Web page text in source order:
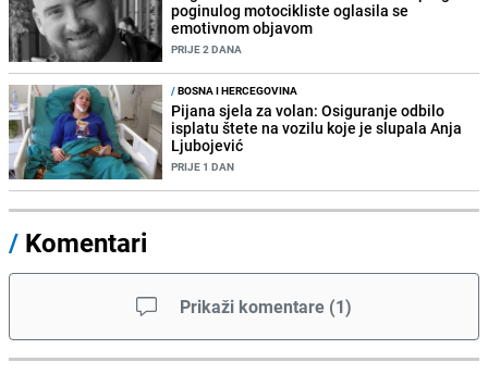
poginulog motocikliste oglasila se
emotivnom objavom
PRIJE 2 DANA
/BOSNA I HERCEGOVINA
Pijana sjela za volan: Osiguranje odbilo
isplatu štete na vozilu koje je slupala Anja
Ljubojević
PRIJE 1 DAN
/ Komentari
Prikaži komentare (1)